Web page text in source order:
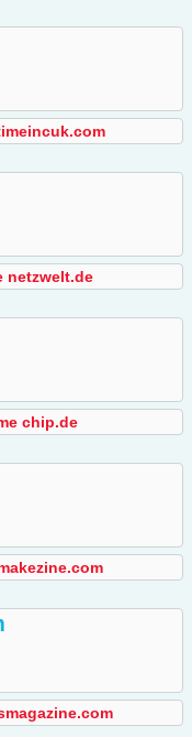
netzwelt.de
chip.de